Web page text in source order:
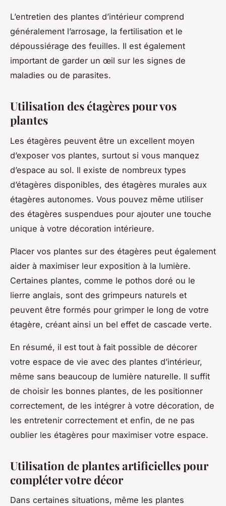
L’entretien des plantes d’intérieur comprend
généralement l’arrosage, la fertilisation et le
dépoussiérage des feuilles. Il est également
important de garder un œil sur les signes de
maladies ou de parasites.
Utilisation des étagères pour vos
plantes
Les étagères peuvent être un excellent moyen
d’exposer vos plantes, surtout si vous manquez
d’espace au sol. Il existe de nombreux types
d’étagères disponibles, des étagères murales aux
étagères autonomes. Vous pouvez même utiliser
des étagères suspendues pour ajouter une touche
unique à votre décoration intérieure.
Placer vos plantes sur des étagères peut également
aider à maximiser leur exposition à la lumière.
Certaines plantes, comme le pothos doré ou le
lierre anglais, sont des grimpeurs naturels et
peuvent être formés pour grimper le long de votre
étagère, créant ainsi un bel effet de cascade verte.
En résumé, il est tout à fait possible de décorer
votre espace de vie avec des plantes d’intérieur,
même sans beaucoup de lumière naturelle. Il suffit
de choisir les bonnes plantes, de les positionner
correctement, de les intégrer à votre décoration, de
les entretenir correctement et enfin, de ne pas
oublier les étagères pour maximiser votre espace.
Utilisation de plantes artificielles pour
compléter votre décor
Dans certaines situations, même les plantes